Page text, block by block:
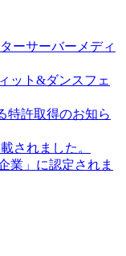
ーサーバーメディ
ット&ダンスフェ
特許取得のお知ら
されました。
業」に認定されま